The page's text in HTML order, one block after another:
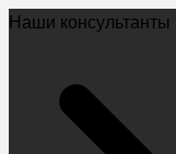
Наши